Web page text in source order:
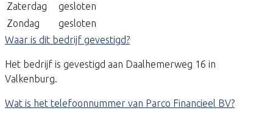
Zaterdag
gesloten
Zondag
gesloten
Waar is dit bedrijf gevestigd?
Het bedrijf is gevestigd aan Daalhemerweg 16 in
Valkenburg.
Wat is het telefoonnummer van Parco Financieel BV?